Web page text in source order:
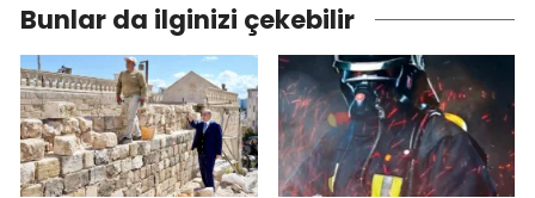
Bunlar da ilginizi çekebilir